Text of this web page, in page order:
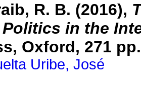
R. B. (2016),
in the
Oxford, 271
Uribe, José